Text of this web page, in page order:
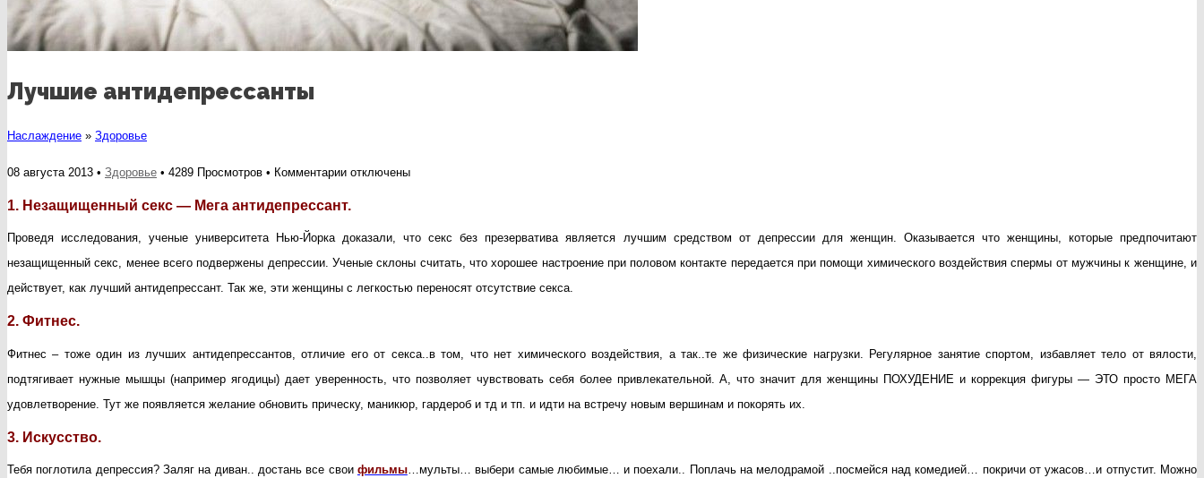
Лучшие антидепрессанты
Наслаждение » Здоровье
08 августа 2013 • Здоровье • 4289 Просмотров • Комментариик
антидепрессанты
отключены
1. Незащищенный секс — Мега антидепрессант.
Проведя исследования, ученые университета Нью-Йорка доказали, что секс без презерватива является лучшим средством от депрессии для женщин. Оказывается что женщины, которые предпочитают
незащищенный секс, менее всего подвержены депрессии. Ученые склоны считать, что хорошее настроение при половом контакте передается при помощи химического воздействия спермы от мужчины к женщине, и
действует, как лучший антидепрессант. Так же, эти женщины с легкостью переносят отсутствие секса.
2. Фитнес.
Фитнес – тоже один из лучших антидепрессантов, отличие его от секса..в том, что нет химического воздействия, а так..те же физические нагрузки. Регулярное занятие спортом, избавляет тело от вялости,
подтягивает нужные мышцы (например ягодицы) дает уверенность, что позволяет чувствовать себя более привлекательной. А, что значит для женщины ПОХУДЕНИЕ и коррекция фигуры — ЭТО просто МЕГА
удовлетворение. Тут же появляется желание обновить прическу, маникюр, гардероб и тд и тп. и идти на встречу новым вершинам и покорять их.
3. Искусство.
Тебя поглотила депрессия? Заляг на диван.. достань все свои фильмы…мульты… выбери самые любимые… и поехали.. Поплачь на мелодрамой ..посмейся над комедией… покричи от ужасов…и отпустит. Можно